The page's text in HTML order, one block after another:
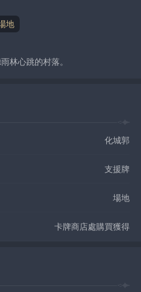
地
林心跳的村落。
化城郭
支援牌
場地
卡牌商店處購買獲得